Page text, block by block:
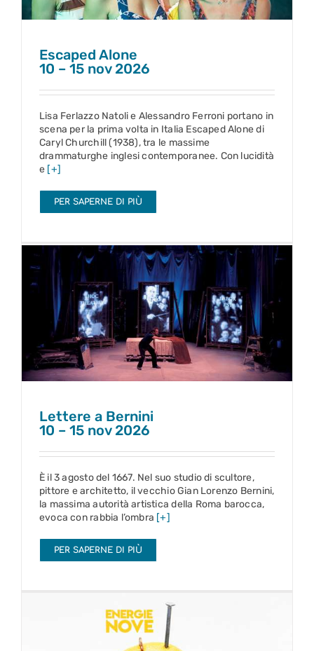
Escaped Alone
10 – 15 nov 2026
Lisa Ferlazzo Natoli e Alessandro Ferroni portano in
scena per la prima volta in Italia Escaped Alone di
Caryl Churchill (1938), tra le massime
drammaturghe inglesi contemporanee. Con lucidità
e [+]
PER SAPERNE DI PIÙ
Lettere a Bernini
10 – 15 nov 2026
Lettere a Bernini
10 – 15 nov 2026
È il 3 agosto del 1667. Nel suo studio di scultore,
pittore e architetto, il vecchio Gian Lorenzo Bernini,
la massima autorità artistica della Roma barocca,
evoca con rabbia l’ombra [+]
PER SAPERNE DI PIÙ